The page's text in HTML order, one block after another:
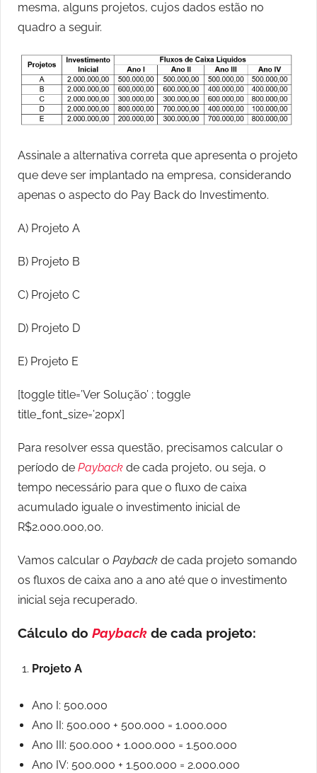
mesma, alguns projetos, cujos dados estão no
quadro a seguir.
Assinale a alternativa correta que apresenta o projeto
que deve ser implantado na empresa, considerando
apenas o aspecto do Pay Back do Investimento.
A) Projeto A
B) Projeto B
C) Projeto C
D) Projeto D
E) Projeto E
[toggle title=’Ver Solução’ ; toggle
title_font_size=’20px’]
Para resolver essa questão, precisamos calcular o
período de Payback de cada projeto, ou seja, o
tempo necessário para que o fluxo de caixa
acumulado iguale o investimento inicial de
R$2.000.000,00.
Vamos calcular o Payback de cada projeto somando
os fluxos de caixa ano a ano até que o investimento
inicial seja recuperado.
Cálculo do Payback de cada projeto:
Projeto A
Ano I: 500.000
Ano II: 500.000 + 500.000 = 1.000.000
Ano III: 500.000 + 1.000.000 = 1.500.000
Ano IV: 500.000 + 1.500.000 = 2.000.000